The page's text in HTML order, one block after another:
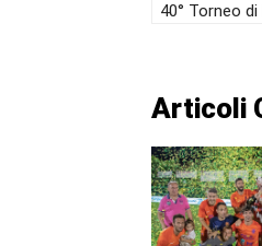
40° Torneo
Articoli